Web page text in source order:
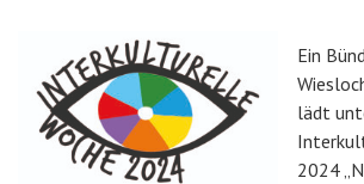
Ein
lädt
2024